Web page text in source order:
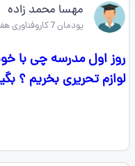
مهسا محمد زاده
پودمان 7 کاروفناوری هفتم
روز اول مدرسه چی با
لوازم تحریری بخریم ؟